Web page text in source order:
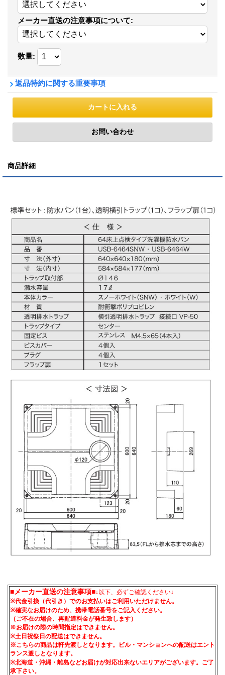
メーカー直送の注意事項について:
数量:
返品特約に関する重要事項
商品詳細
■メーカー直送の注意事項■↓以下、必ずご確認ください↓
※代金引換（代引き）でのお支払いはご利用いただけません。
※確実なお届けのため、携帯電話番号をご記入ください。
（ご不在の場合、再配達料金が発生致します）
※お届けの際の時間指定はできません。
※土日祝祭日の配送はできません。
※こちらの商品は軒先渡しとなります。ビル・マンションへの配送はエント
ランス渡しとなります。
※北海道・沖縄・離島などお届けが対応出来ないエリアがございます。ご了
承下さい。